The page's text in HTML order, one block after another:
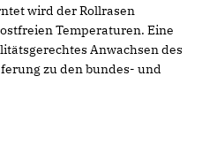
wird der Rollrasen
Temperaturen. Eine
Anwachsen des
zu den bundes- und